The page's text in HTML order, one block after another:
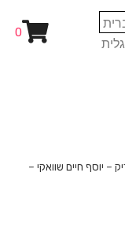
0
– יוסף חיים שוואקי –